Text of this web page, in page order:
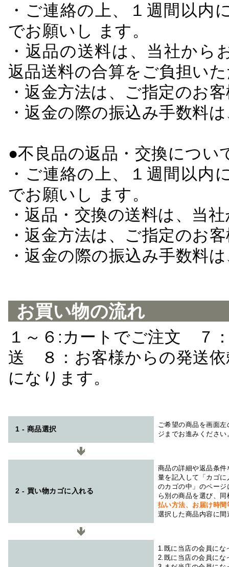
・ご連絡の上、１週間以
でお願いし ます。
・返品の送料は、当社か
返品送料の合算をご負担い
・返金方法は、ご指定のお
・返金の際の振込み手数料
●不良品の返品・交換につい
・ご連絡の上、１週間以
でお願いし ます。
・返品・交換の送料は、当
・返金方法は、ご指定のお
・返金の際の振込み手数料
お買い物の流れ
１～６:カートでご注文 ７
送 ８：お客様からの発送
になります。
1 - 商品選択
ご希望の商品を画面
ジまでお進みください
2 - 買い物カゴに入れる
商品の詳細や返品条
量を記入して「カゴ
のカゴの中」のペー
ら別の商品を選び、
払い方法、お届け時
選択した商品内容に
1.既に当店の会員にな
2.既に当店の会員にな